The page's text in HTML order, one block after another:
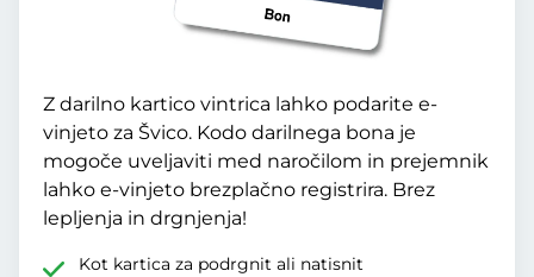
Z darilno kartico vintrica lahko podarite e-
vinjeto za Švico. Kodo darilnega bona je
mogoče uveljaviti med naročilom in prejemnik
lahko e-vinjeto brezplačno registrira. Brez
lepljenja in drgnjenja!
Kot kartica za podrgnit ali natisnit